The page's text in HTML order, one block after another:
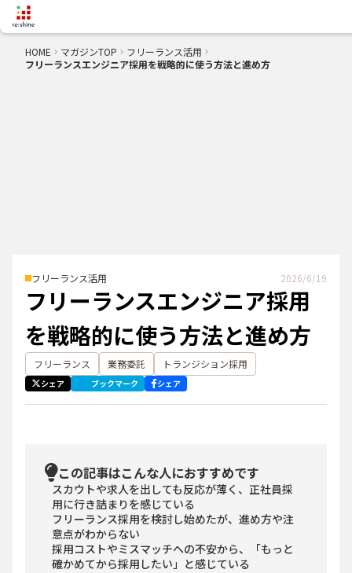
HOME keyboard_arrow_right マガジンTOP keyboard_arrow_right フリーランス活用 keyboard_arrow_right
フリーランスエンジニア採用を戦略的に使う方法と進め方
フリーランス活用 2026/6/19
フリーランスエンジニア採用
を戦略的に使う方法と進め方
フリーランス 業務委託 トランジション採用
シェア ブックマーク シェア
この記事はこんな人におすすめです
スカウトや求人を出しても反応が薄く、正社員採
用に行き詰まりを感じている
フリーランス採用を検討し始めたが、進め方や注
意点がわからない
採用コストやミスマッチへの不安から、「もっと
確かめてから採用したい」と感じている